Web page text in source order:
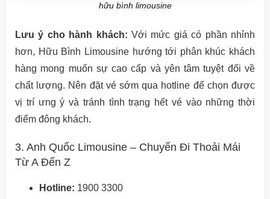
hữu bình limousine
Lưu ý cho hành khách: Với mức giá có phần nhỉnh
hơn, Hữu Bình Limousine hướng tới phân khúc khách
hàng mong muốn sự cao cấp và yên tâm tuyệt đối về
chất lượng. Nên đặt vé sớm qua hotline để chọn được
vị trí ưng ý và tránh tình trạng hết vé vào những thời
điểm đông khách.
3. Anh Quốc Limousine – Chuyến Đi Thoải Mái
Từ A Đến Z
Hotline: 1900 3300